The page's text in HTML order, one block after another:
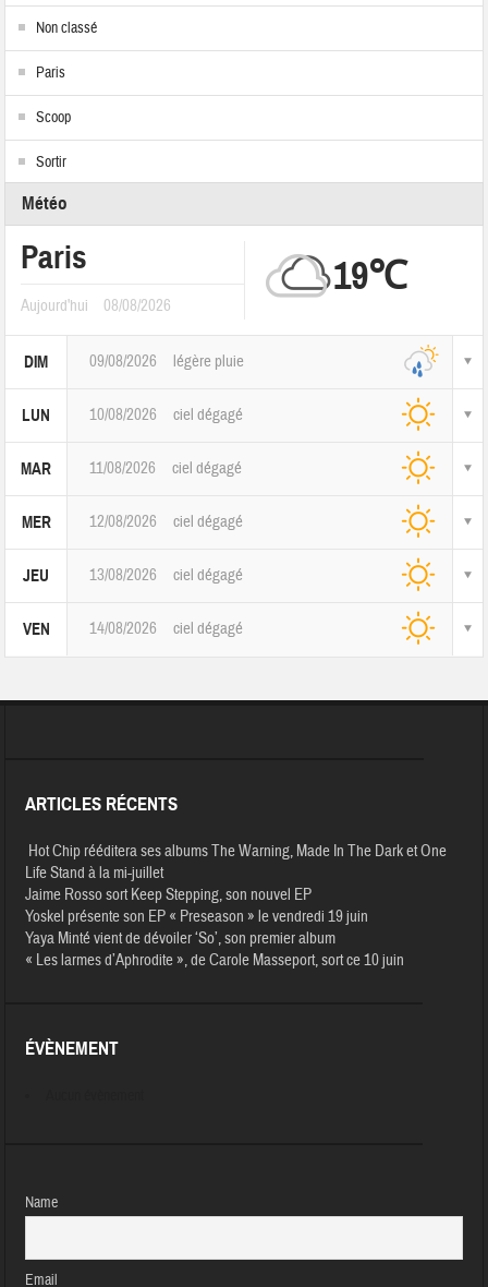
Non classé
Paris
Scoop
Sortir
Météo
Paris
Aujourd'hui 08/08/2026
19℃
DIM 09/08/2026 légère pluie
LUN 10/08/2026 ciel dégagé
MAR 11/08/2026 ciel dégagé
MER 12/08/2026 ciel dégagé
JEU 13/08/2026 ciel dégagé
VEN 14/08/2026 ciel dégagé
ARTICLES RÉCENTS
Hot Chip rééditera ses albums The Warning, Made In The Dark et One
Life Stand à la mi-juillet
Jaime Rosso sort Keep Stepping, son nouvel EP
Yoskel présente son EP « Preseason » le vendredi 19 juin
Yaya Minté vient de dévoiler ‘So’, son premier album
« Les larmes d’Aphrodite », de Carole Masseport, sort ce 10 juin
ÉVÈNEMENT
Name
Email